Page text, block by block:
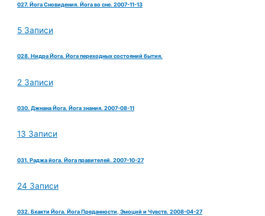
027. Йога Сновидения. Йога во сне. 2007-11-13
5 Записи
028. Нидра Йога. Йога переходных состояний бытия.
2 Записи
030. Джнана Йога. Йога знания. 2007-08-11
13 Записи
031. Раджа йога. Йога правителей. 2007-10-27
24 Записи
032. Бхакти Йога. Йога Преданности, Эмоций и Чувств. 2008-04-27